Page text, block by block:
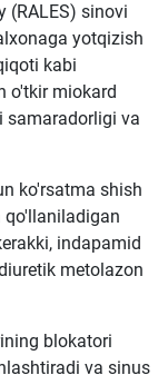
(RALES) sinovi
yotqizish
kabi
o'tkir miokard
samaradorligi va
ko'rsatma shish
indapamid
metolazon
blokatori
va sinus